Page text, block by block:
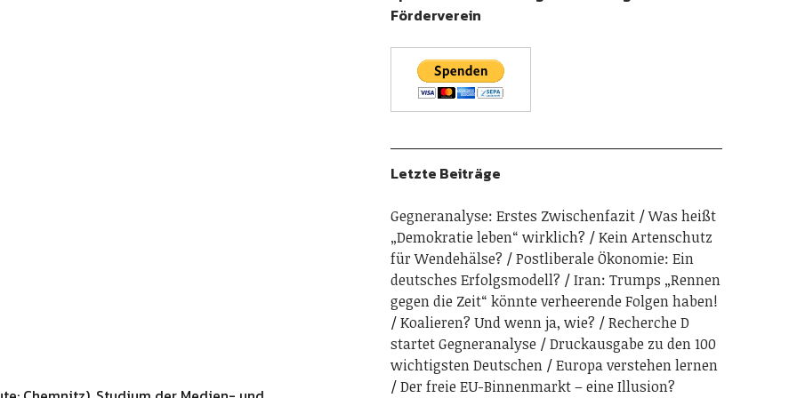
Förderverein
Letzte Beiträge
Gegneranalyse: Erstes Zwischenfazit
Was heißt
„Demokratie leben“ wirklich?
Kein Artenschutz
für Wendehälse?
Postliberale Ökonomie: Ein
deutsches Erfolgsmodell?
Iran: Trumps „Rennen
gegen die Zeit“ könnte verheerende Folgen haben!
Koalieren? Und wenn ja, wie?
Recherche D
startet Gegneranalyse
Druckausgabe zu den 100
wichtigsten Deutschen
Europa verstehen lernen
Der freie EU-Binnenmarkt – eine Illusion?